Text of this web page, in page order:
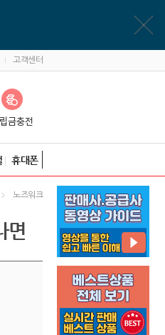
고객센터
휴대폰
노즈워크
면